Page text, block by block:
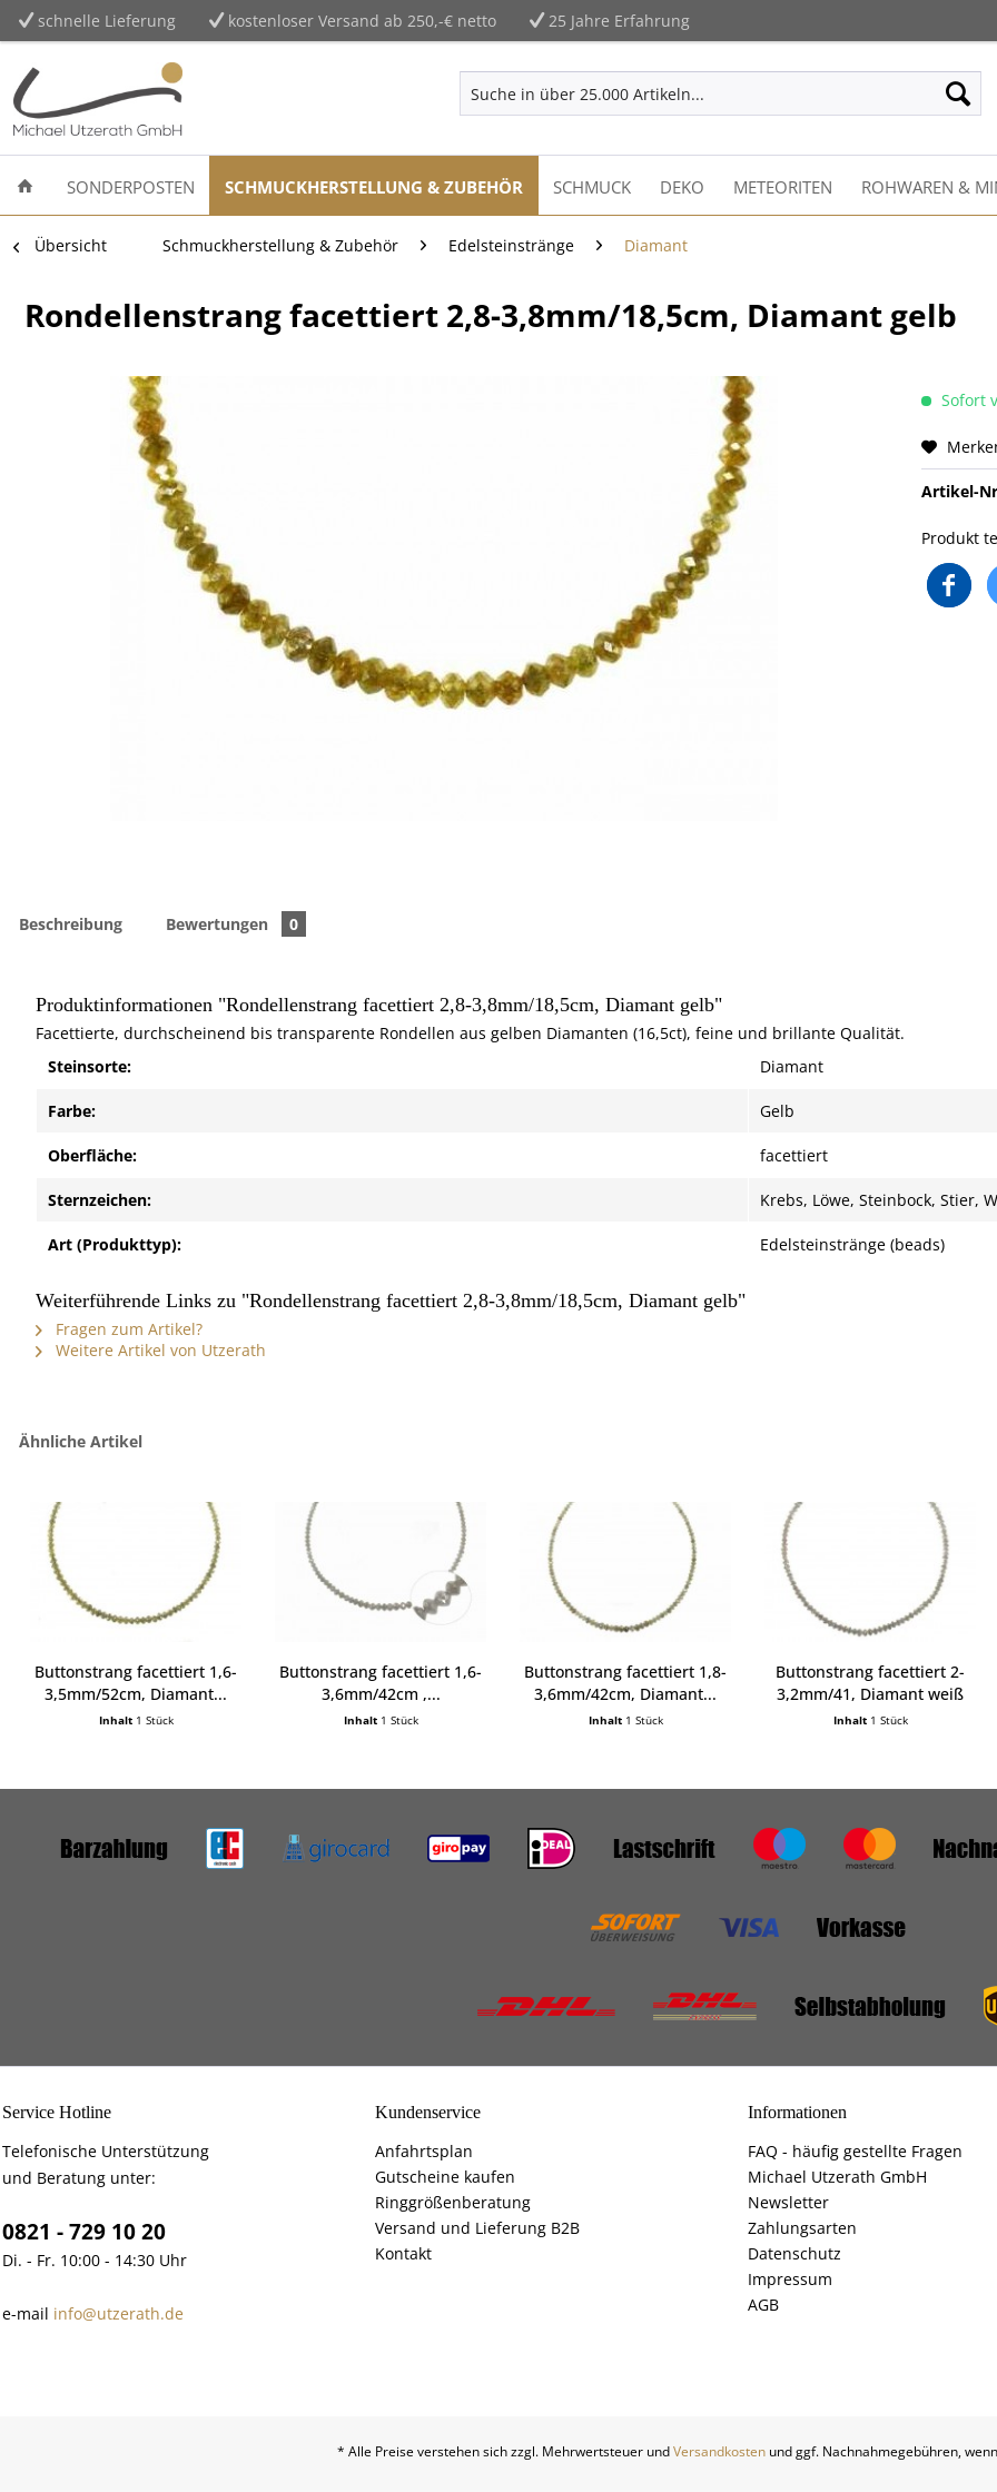
schnelle Lieferung kostenloser Versand ab 250,-€ netto 25 Jahre Erfahrung
SONDERPOSTEN SCHMUCKHERSTELLUNG & ZUBEHÖR SCHMUCK DEKO METEORITEN ROHWAREN &
Übersicht Schmuckherstellung & Zubehör Edelsteinstränge Diamant
Rondellenstrang facettiert 2,8-3,8mm/18,5cm, Diamant gelb
Sofort
Artikel-
Produkt
Beschreibung Bewertungen 0
Produktinformationen "Rondellenstrang facettiert 2,8-3,8mm/18,5cm, Diamant gelb"
Facettierte, durchscheinend bis transparente Rondellen aus gelben Diamanten (16,5ct), feine und brillante Qualität.
Steinsorte:
Diamant
Farbe: Gelb
Oberfläche: facettiert
Sternzeichen: Krebs, Löwe, Steinbock, Stier,
Art (Produkttyp): Edelsteinstränge (beads)
Weiterführende Links zu "Rondellenstrang facettiert 2,8-3,8mm/18,5cm, Diamant gelb"
Fragen zum Artikel?
Weitere Artikel von Utzerath
Ähnliche Artikel
Buttonstrang facettiert 1,6-
3,5mm/52cm, Diamant...
Inhalt 1 Stück
Buttonstrang facettiert 1,6-
3,6mm/42cm ,...
Inhalt 1 Stück
Buttonstrang facettiert 1,8-
3,6mm/42cm, Diamant...
Inhalt 1 Stück
Buttonstrang facettiert 2-
3,2mm/41, Diamant weiß
Inhalt 1 Stück
Service Hotline
Telefonische Unterstützung
und Beratung unter:
0821 - 729 10 20
Di. - Fr. 10:00 - 14:30 Uhr
e-mail info@utzerath.de
Kundenservice
Anfahrtsplan
Gutscheine kaufen
Ringgrößenberatung
Versand und Lieferung B2B
Kontakt
Informationen
FAQ - häufig gestellte Fragen
Michael Utzerath GmbH
Newsletter
Zahlungsarten
Datenschutz
Impressum
AGB
* Alle Preise verstehen sich zzgl. Mehrwertsteuer undVersandkosten und ggf. Nachnahmegebühren,